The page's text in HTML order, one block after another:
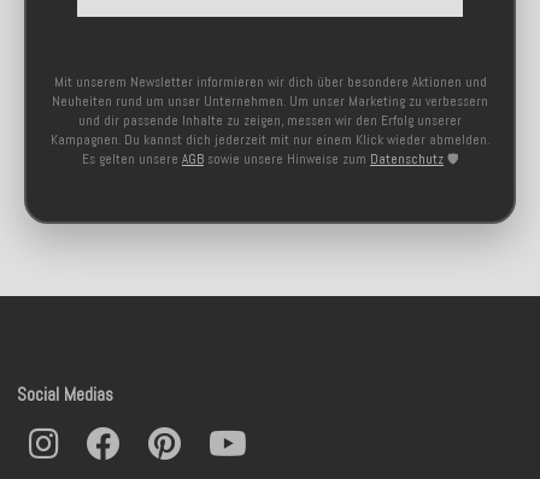
Mit unserem Newsletter informieren wir dich über besondere Aktionen und
Neuheiten rund um unser Unternehmen. Um unser Marketing zu verbessern
und dir passende Inhalte zu zeigen, messen wir den Erfolg unserer
Kampagnen. Du kannst dich jederzeit mit nur einem Klick wieder abmelden.
Es gelten unsere AGB sowie unsere Hinweise zum Datenschutz 🛡️
Social Medias